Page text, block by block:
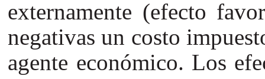
externamente (efecto
negativas un costo
agente económico. Los